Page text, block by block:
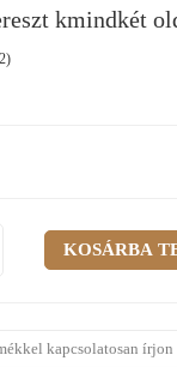
kmindkét
kapcsolatosan írjon